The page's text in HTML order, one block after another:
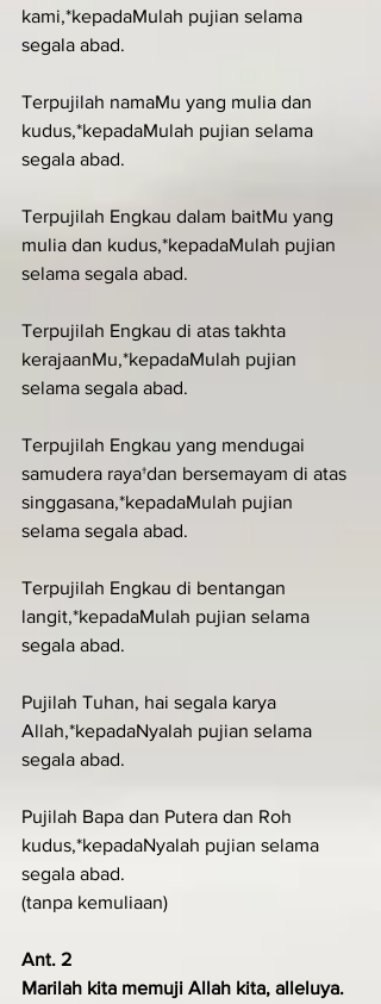
kami,*kepadaMulah pujian selama
segala abad.
Terpujilah namaMu yang mulia dan
kudus,*kepadaMulah pujian selama
segala abad.
Terpujilah Engkau dalam baitMu yang
mulia dan kudus,*kepadaMulah pujian
selama segala abad.
Terpujilah Engkau di atas takhta
kerajaanMu,*kepadaMulah pujian
selama segala abad.
Terpujilah Engkau yang mendugai
samudera raya†dan bersemayam di atas
singgasana,*kepadaMulah pujian
selama segala abad.
Terpujilah Engkau di bentangan
langit,*kepadaMulah pujian selama
segala abad.
Pujilah Tuhan, hai segala karya
Allah,*kepadaNyalah pujian selama
segala abad.
Pujilah Bapa dan Putera dan Roh
kudus,*kepadaNyalah pujian selama
segala abad.
(tanpa kemuliaan)
Ant. 2
Marilah kita memuji Allah kita, alleluya.